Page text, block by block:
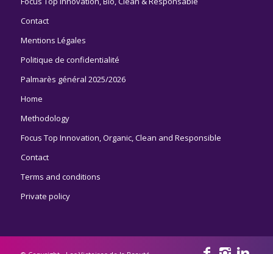
Contact
Mentions Légales
Politique de confidentialité
Palmarès général 2025/2026
Home
Methodology
Focus Top Innovation, Organic, Clean and Responsible
Contact
Terms and conditions
Private policy